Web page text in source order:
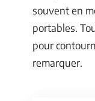
souvent en
portables.
pour
remarquer.